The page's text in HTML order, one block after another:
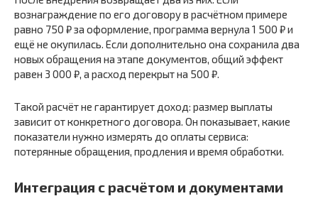
вознаграждение по его договору в расчётном примере
равно 750 ₽ за оформление, программа вернула 1 500 ₽ и
ещё не окупилась. Если дополнительно она сохранила два
новых обращения на этапе документов, общий эффект
равен 3 000 ₽, а расход перекрыт на 500 ₽.
Такой расчёт не гарантирует доход: размер выплаты
зависит от конкретного договора. Он показывает, какие
показатели нужно измерять до оплаты сервиса:
потерянные обращения, продления и время обработки.
Интеграция с расчётом и документами